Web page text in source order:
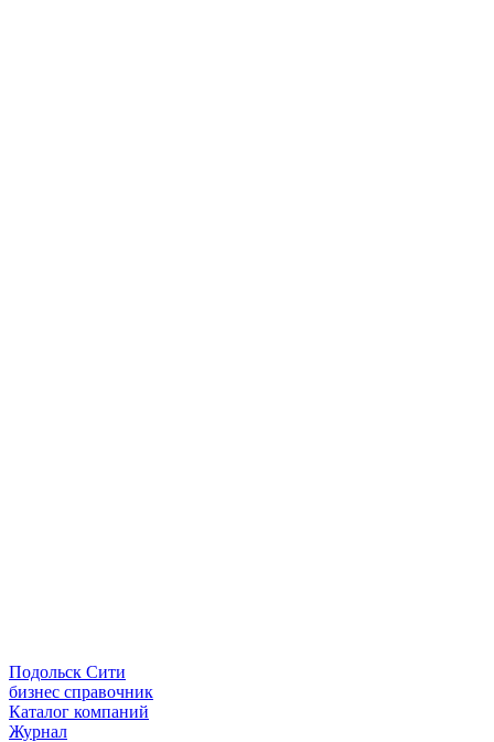
Подольск Сити
бизнес справочник
Каталог компаний
Журнал